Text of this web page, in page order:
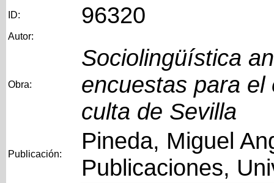
ID: 96320
Autor:
Obra:
Sociolingüística
encuestas para
culta de Sevilla
Publicación:
Pineda, Miguel
Publicaciones,